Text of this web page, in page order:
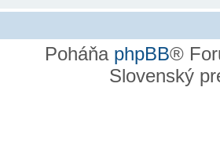
Poháňa phpBB®
Slovenský